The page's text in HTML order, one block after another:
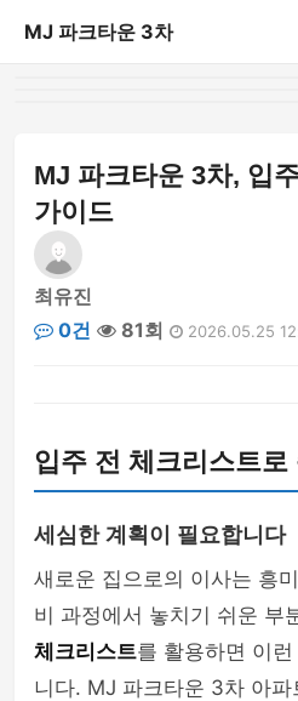
MJ 파크타운 3차
MJ 파크타운 3차, 입
가이드
최유진
0건
81회 2026.05.25
입주 전 체크리스트로
세심한 계획이 필요합니다
새로운 집으로의 이사는 흥
비 과정에서 놓치기 쉬운 부
체크리스트를 활용하면 이
니다. MJ 파크타운 3차 아